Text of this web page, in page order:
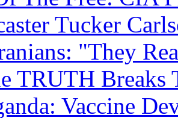
Tucker
"They
TRUTH
Vaccine